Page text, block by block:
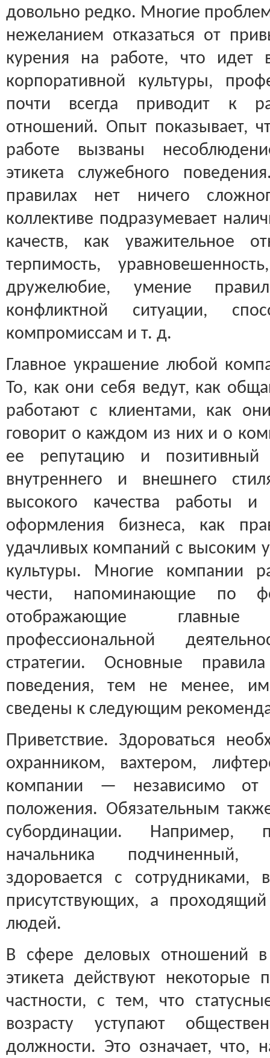
довольно редко. Многие
нежеланием отказаться от
курения на работе, что идет
корпоративной культуры,
почти всегда приводит к
отношений. Опыт показывает,
работе вызваны
этикета служебного
правилах нет ничего
коллективе подразумевает
качеств, как уважительное
терпимость,
дружелюбие, умение
конфликтной ситуации,
компромиссам и т. д.
Главное украшение любой
То, как они себя ведут, как
работают с клиентами, как
говорит о каждом из них и о
ее репутацию и позитивный
внутреннего и внешнего
высокого качества работы и
оформления бизнеса, как
удачливых компаний с высоким
культуры. Многие компании
чести, напоминающие по
отображающие
профессиональной
стратегии. Основные
поведения, тем не менее,
сведены к следующим
Приветствие. Здороваться
охранником, вахтером,
компании — независимо от
положения. Обязательным
субординации. Например,
начальника подчиненный,
здоровается с сотрудниками,
присутствующих, а
людей.
В сфере деловых отношений в
этикета действуют некоторые
частности, с тем, что
возрасту уступают
должности. Это означает, что,